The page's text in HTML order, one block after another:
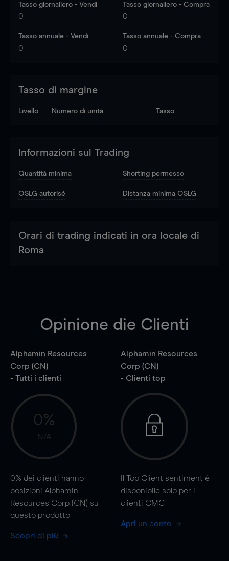
Tasso giornaliero - Vendi
0
Tasso giornaliero - Compra
0
Tasso annuale - Vendi
0
Tasso annuale - Compra
0
Tasso di margine
Livello Numero di unità Tasso
Informazioni sul Trading
Quantità minima Shorting permesso
OSLG autorisé Distanza minima OSLG
Orari di trading indicati in ora locale di
Roma
Opinione die Clienti
Alphamin Resources
Corp (CN)
- Tutti i clienti
0%
N/A
0% dei clienti hanno
posizioni Alphamin
Resources Corp (CN) su
questo prodotto
Scopri di più
Alphamin Resources
Corp (CN)
- Clienti top
Il Top Client sentiment è
disponibile solo per i
clienti CMC
Apri un conto